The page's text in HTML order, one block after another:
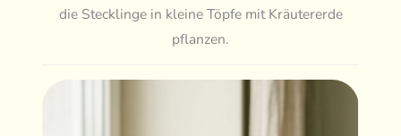
die Stecklinge in kleine Töpfe mit Kräutererde
pflanzen.